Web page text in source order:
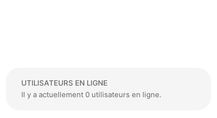
UTILISATEURS EN LIGNE
Il y a actuellement 0 utilisateurs en ligne.